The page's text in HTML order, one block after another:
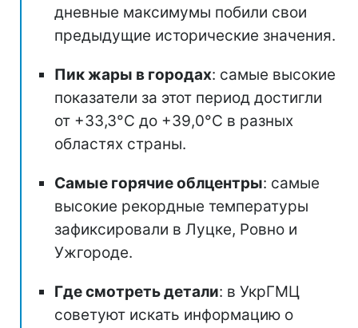
дневные максимумы побили свои
предыдущие исторические значения.
Пик жары в городах: самые высокие
показатели за этот период достигли
от +33,3°C до +39,0°C в разных
областях страны.
Самые горячие облцентры: самые
высокие рекордные температуры
зафиксировали в Луцке, Ровно и
Ужгороде.
Где смотреть детали: в УкрГМЦ
советуют искать информацию о